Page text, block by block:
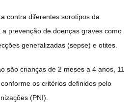
contra diferentes sorotipos da
prevenção de doenças graves como
generalizadas (sepse) e otites.
são crianças de 2 meses a 4 anos, 11
os critérios definidos pelo
(PNI).